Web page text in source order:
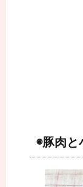
◉豚肉